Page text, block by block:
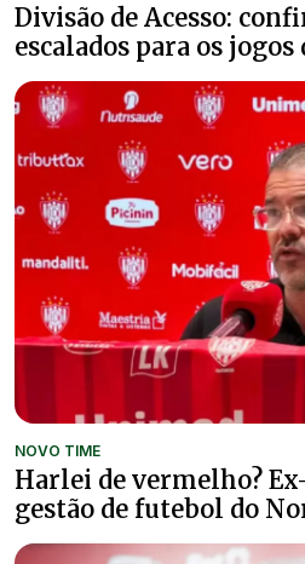
Divisão de Acesso:
escalados para os jogos
NOVO TIME
Harlei de vermelho?
gestão de futebol do